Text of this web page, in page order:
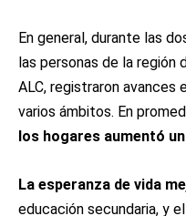
En general, durante las
las personas de la región
ALC, registraron avances
varios ámbitos. En
los hogares aumentó
La esperanza de vida
educación secundaria, y